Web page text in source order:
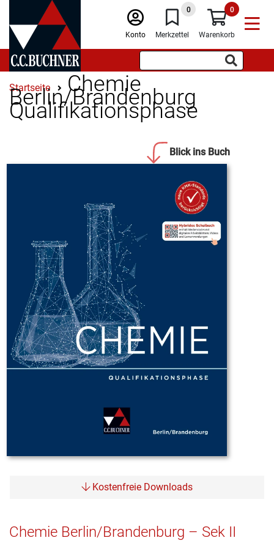
Konto
0
Merkzettel
0
Warenkorb
Startseite Chemie
Berlin/Brandenburg
Qualifikationsphase
Blick ins Buch
Kostenfreie Downloads
Chemie Berlin/Brandenburg – Sek II